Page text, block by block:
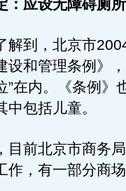
应设无障碍厕所
到，北京市2004
设和管理条例》
”在内。《条例》
中包括儿童。
前北京市商务局
作，有一部分商